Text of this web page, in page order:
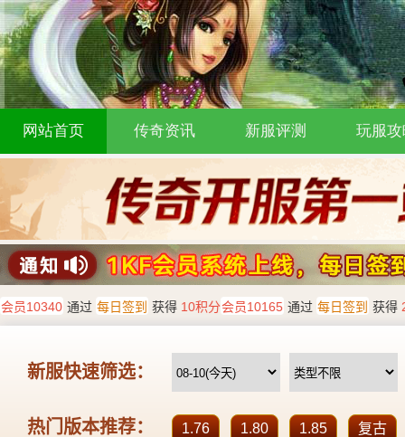
网站首页 传奇资讯 新服评测 玩服